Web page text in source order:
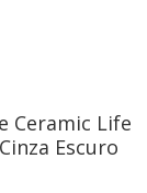
Ceramic Life
Escuro